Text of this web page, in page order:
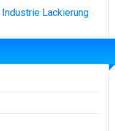
Industrie Lackierung